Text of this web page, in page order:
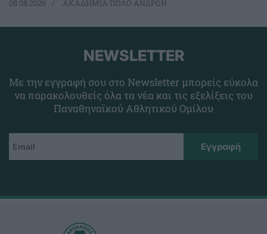
08.08.2026 ΑΚΑΔΗΜΙΑ ΠΟΛΟ ΑΝΔΡΩΝ
NEWSLETTER
Με την εγγραφή σου στο Newsletter μπορείς εύκολα
να παρακολουθείς όλα τα νέα και τις εξελίξεις του
Παναθηναϊκού Αθλητικού Ομίλου